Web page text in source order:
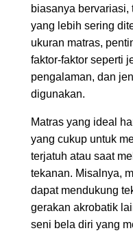
biasanya bervariasi,
yang lebih sering
ukuran matras,
faktor-faktor seperti
pengalaman, dan
digunakan.
Matras yang ideal
yang cukup untuk
terjatuh atau saat
tekanan. Misalnya,
dapat mendukung
gerakan akrobatik
seni bela diri yang